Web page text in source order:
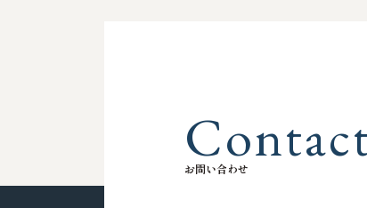
お問い合わせ
Contac